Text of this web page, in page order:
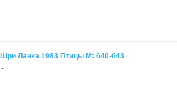
Шри Ланка 1983 Птицы M: 640-643
..